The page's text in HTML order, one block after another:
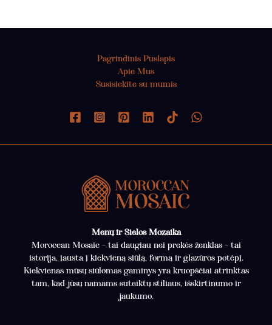
Pagrindinis Puslapis
Apie Mus
Susisiekite su mumis
Menų ir Sielos Mozaika
Moroccan Mosaic – tai daugiau nei prekės ženklas – tai
istorija, įausta į kiekvieną siūlą, formą ir glazūros potėpį.
Kiekvienas mūsų siūlomas gaminys yra kruopščiai atrinktas
tam, kad jūsų namams suteiktų stiliaus, išskirtinumo ir
jaukumo.